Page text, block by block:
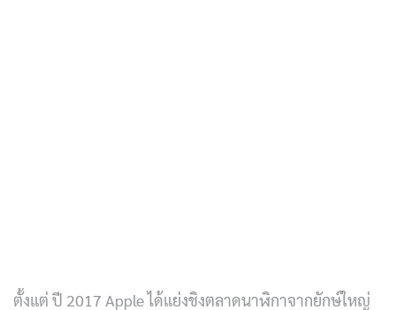
ตั้งแต่ ปี 2017 Apple ได้แย่งชิงตลาดนาฬิกาจากยักษ์ใหญ่